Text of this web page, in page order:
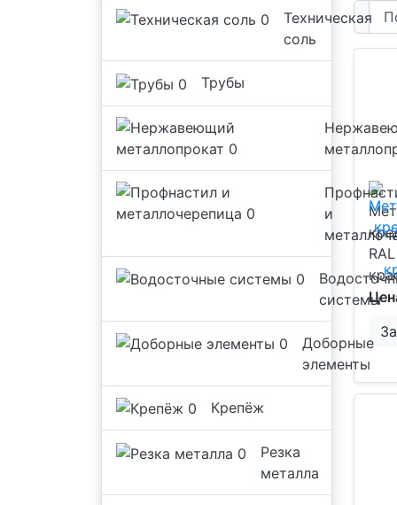
Техническая
соль
Трубы
и
системы
Доборные
элементы
Крепёж
Резка
металла